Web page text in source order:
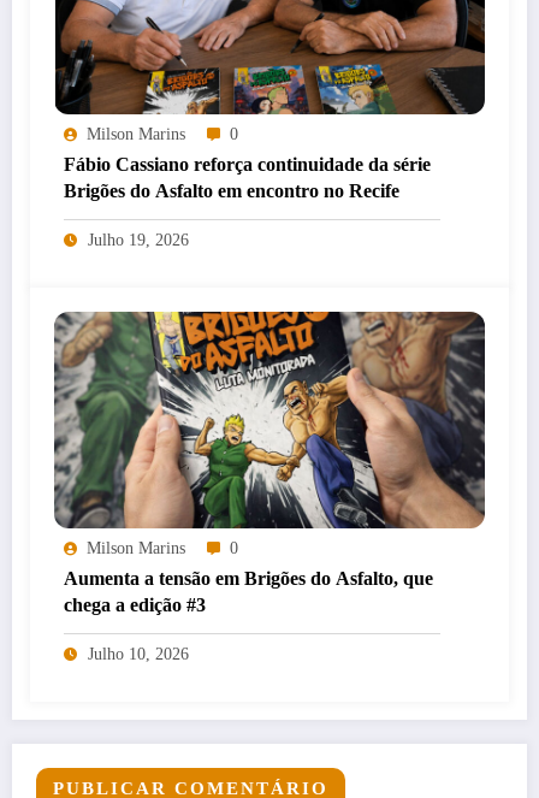
Milson Marins 0
Fábio Cassiano reforça continuidade da série
Brigões do Asfalto em encontro no Recife
Julho 19, 2026
Milson Marins 0
Aumenta a tensão em Brigões do Asfalto, que
chega a edição #3
Julho 10, 2026
PUBLICAR COMENTÁRIO